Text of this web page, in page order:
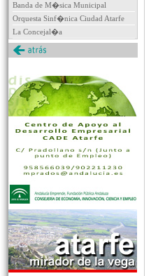
Banda de M�sica Municipal
Orquesta Sinf�nica Ciudad Atarfe
La Concejal�a